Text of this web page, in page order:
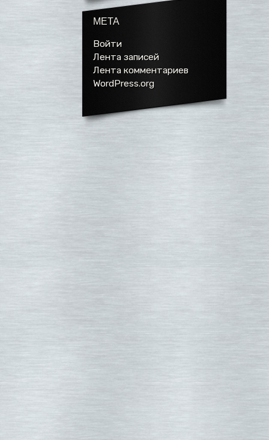
МЕТА
Войти
Лента записей
Лента комментариев
WordPress.org